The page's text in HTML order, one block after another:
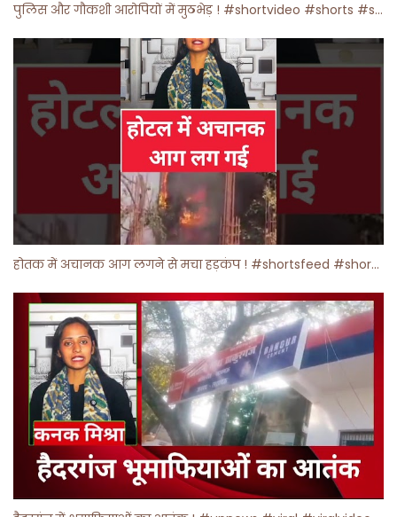
पुलिस और गौकशी आरोपियों में मुठभेड़ ! #shortvideo #shorts #shortsfeed
होतक में अचानक आग लगने से मचा हड़कंप ! #shortsfeed #shorts #viralshorts